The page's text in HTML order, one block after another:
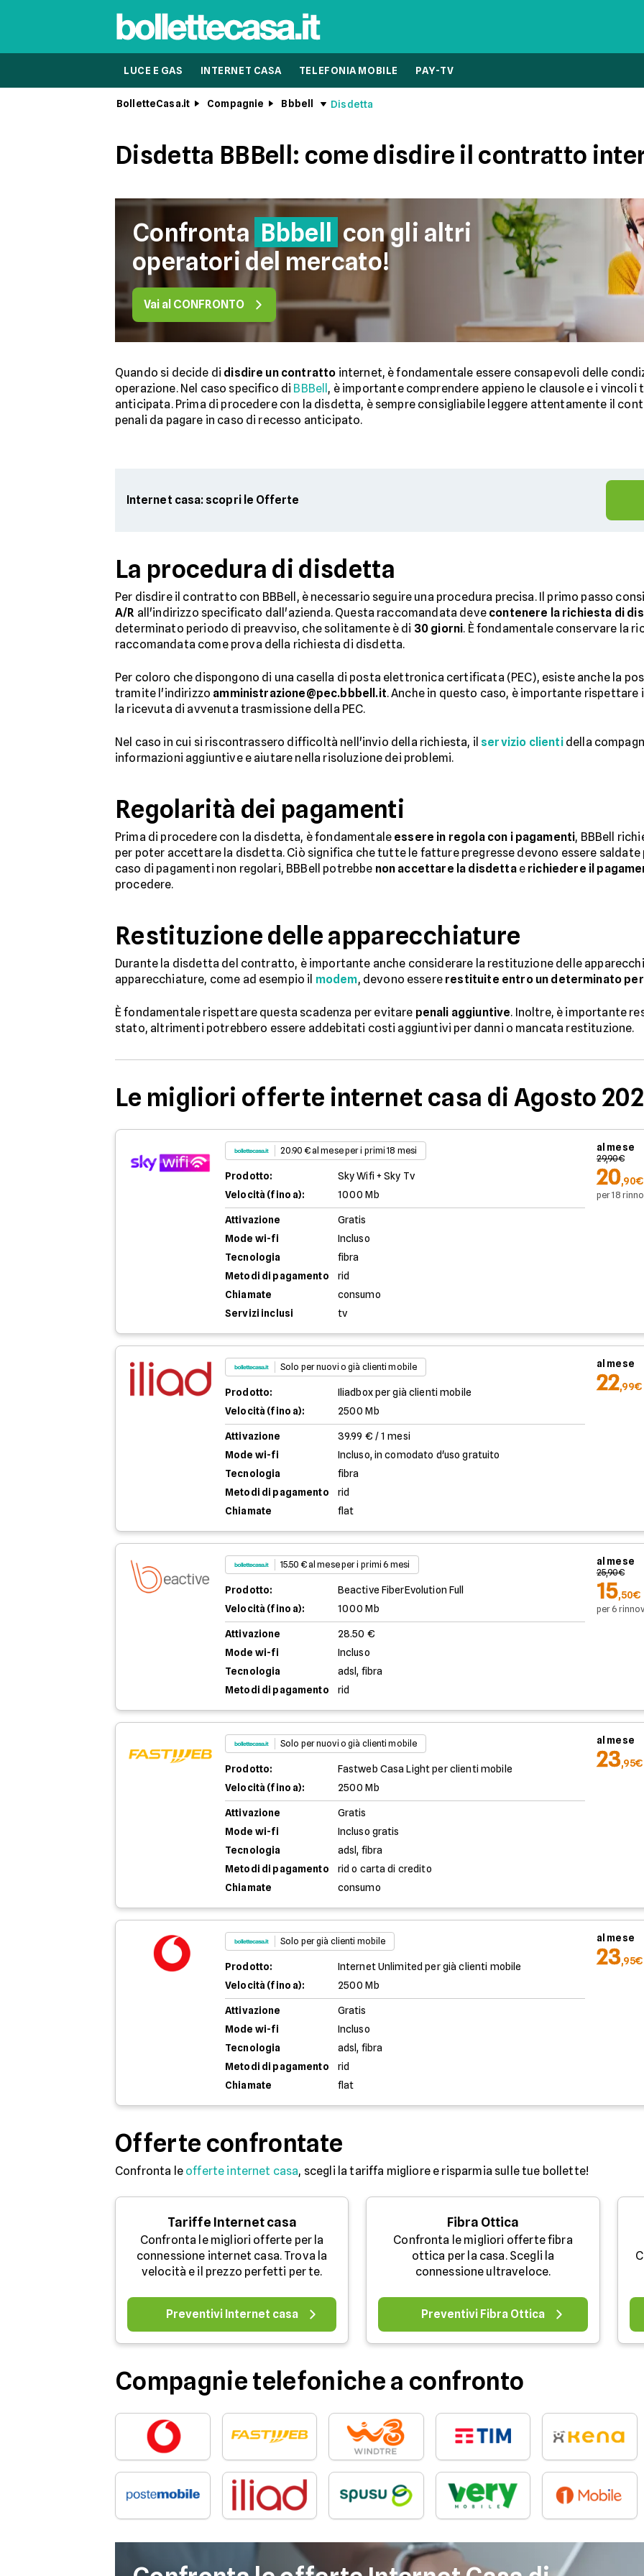
LUCE E GAS INTERNET CASA TELEFONIA MOBILE PAY-TV
BolletteCasa.it Compagnie Bbbell Disdetta
Disdetta BBBell: come disdire il contratto
Confronta Bbbell
con gli altri
operatori del mercato!
Vai al CONFRONTO
Quando si decide di disdire un contratto internet, è fondamentale essere consapevoli delle
operazione. Nel caso specifico di BBBell , è importante comprendere appieno le clausole e i
anticipata. Prima di procedere con la disdetta, è sempre consigliabile leggere attentamente il
penali da pagare in caso di recesso anticipato.
Internet casa: scopri le Offerte
La procedura di disdetta
Per disdire il contratto con BBBell, è necessario seguire una procedura precisa. Il primo passo
A/R all'indirizzo specificato dall'azienda. Questa raccomandata deve contenere la richiesta di
determinato periodo di preavviso, che solitamente è di 30 giorni. È fondamentale conservare la
raccomandata come prova della richiesta di disdetta.
Per coloro che dispongono di una casella di posta elettronica certificata (PEC), esiste anche la
tramite l'indirizzo amministrazione@pec.bbbell.it. Anche in questo caso, è importante rispettare
la ricevuta di avvenuta trasmissione della PEC.
Nel caso in cui si riscontrassero difficoltà nell'invio della richiesta, il servizio clientidella
informazioni aggiuntive e aiutare nella risoluzione dei problemi.
Regolarità dei pagamenti
Prima di procedere con la disdetta, è fondamentale essere in regola con i pagamenti, BBBell
per poter accettare la disdetta. Ciò significa che tutte le fatture pregresse devono essere
caso di pagamenti non regolari, BBBell potrebbe non accettare la disdettae richiedere il
procedere.
Restituzione delle apparecchiature
Durante la disdetta del contratto, è importante anche considerare la restituzione delle
apparecchiature, come ad esempio il modem, devono essere restituite entro un determinato
È fondamentale rispettare questa scadenza per evitare penali aggiuntive. Inoltre, è importante
stato, altrimenti potrebbero essere addebitati costi aggiuntivi per danni o mancata restituzione.
Le migliori offerte internet casa di Agosto
20.90 € al mese per i primi 18 mesi
Prodotto:
Sky Wifi + Sky Tv
Velocità (fino a):
1000 Mb
Attivazione
Gratis
Mode wi-fi
Incluso
Tecnologia
fibra
Metodi di pagamento
rid
Chiamate
consumo
Servizi inclusi
tv
al mese
29,90€
20,90€
per 18
Solo per nuovi o già clienti mobile
Prodotto:
Iliadbox per già clienti mobile
Velocità (fino a):
2500 Mb
Attivazione
39.99 € / 1 mesi
Mode wi-fi
Incluso, in comodato d'uso gratuito
Tecnologia
fibra
Metodi di pagamento
rid
Chiamate
flat
al mese
22,99€
15.50 € al mese per i primi 6 mesi
Prodotto:
Beactive FiberEvolution Full
Velocità (fino a):
1000 Mb
Attivazione
28.50 €
Mode wi-fi
Incluso
Tecnologia
adsl, fibra
Metodi di pagamento
rid
al mese
25,90€
15,50€
per 6
Solo per nuovi o già clienti mobile
Prodotto:
Fastweb Casa Light per clienti mobile
Velocità (fino a):
2500 Mb
Attivazione
Gratis
Mode wi-fi
Incluso gratis
Tecnologia
adsl, fibra
Metodi di pagamento
rid o carta di credito
Chiamate
consumo
al mese
23,95€
Solo per già clienti mobile
Prodotto:
Internet Unlimited per già clienti mobile
Velocità (fino a):
2500 Mb
Attivazione
Gratis
Mode wi-fi
Incluso
Tecnologia
adsl, fibra
Metodi di pagamento
rid
Chiamate
flat
al mese
23,95€
Offerte confrontate
Confronta le offerte internet casa, scegli la tariffa migliore e risparmia sulle tue bollette!
Tariffe Internet casa
Confronta le migliori offerte per la
connessione internet casa. Trova la
velocità e il prezzo perfetti per te.
Preventivi Internet casa
Fibra Ottica
Confronta le migliori offerte fibra
ottica per la casa. Scegli la
connessione ultraveloce.
Preventivi Fibra Ottica
Compagnie telefoniche a confronto